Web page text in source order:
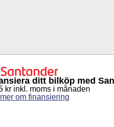
ditt bilköp med
kr inkl. moms i månaden
om finansiering